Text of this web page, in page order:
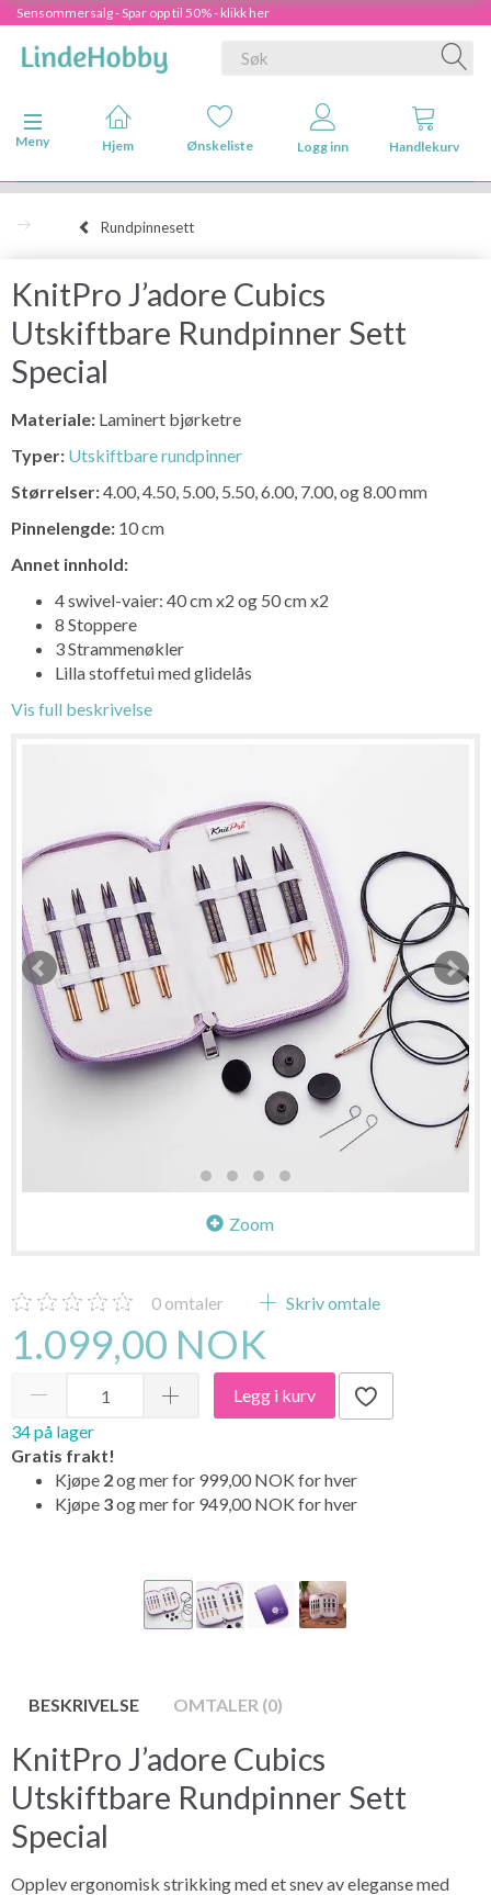
Sensommersalg - Spar opp til 50% - klikk her
Veksle navigasjon
Meny
Hjem Ønskeliste Logg inn Handlekurv
Rundpinnesett
KnitPro J’adore Cubics
Utskiftbare Rundpinner Sett
Special
Materiale: Laminert bjørketre
Typer: Utskiftbare rundpinner
Størrelser:4.00, 4.50, 5.00, 5.50, 6.00, 7.00, og 8.00 mm
Pinnelengde: 10 cm
Annet innhold:
4 swivel-vaier: 40 cm x2 og 50 cm x2
8 Stoppere
3 Strammenøkler
Lilla stoffetui med glidelås
Vis full beskrivelse
Zoom
0 omtaler Skriv omtale
1.099,00 NOK
Legg i kurv
34 på lager
Gratis frakt!
Kjøpe 2og mer for 999,00 NOK for hver
Kjøpe 3og mer for 949,00 NOK for hver
BESKRIVELSE OMTALER (0)
KnitPro J’adore Cubics
Utskiftbare Rundpinner Sett
Special
Opplev ergonomisk strikking med et snev av eleganse med